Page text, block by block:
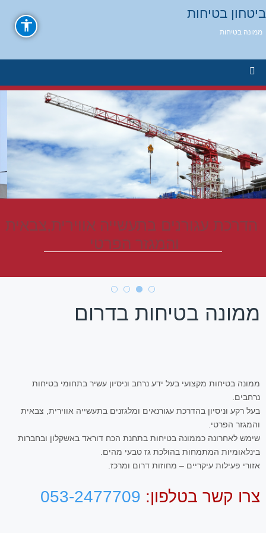
ביטחון בטיחות
ממונה בטיחות
הדרכת עגורנים בתעשייה אווירית,צבאית
והמגזר הפרטי
ממונה בטיחות בדרום
ממונה בטיחות מקצועי בעל ידע נרחב וניסיון עשיר בתחומי בטיחות
נרחבים.
בעל רקע וניסיון בהדרכת עגורנאים ומלגזנים בתעשייה אווירית, צבאית
והמגזר הפרטי.
שימש לאחרונה כממונה בטיחות בתחנת הכח דוראד באשקלון ובחברות
בינלאומיות המתמחות בהולכת גז טבעי מהים.
אזורי פעילות עיקריים – מחוזות דרום ומרכז.
צרו קשר בטלפון: 053-2477709